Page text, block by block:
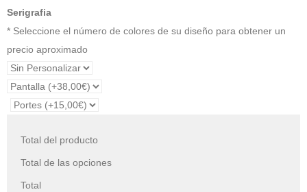
Serigrafia
* Seleccione el número de colores de su diseño para obtener un
precio aproximado
Total del producto
Total de las opciones
Total